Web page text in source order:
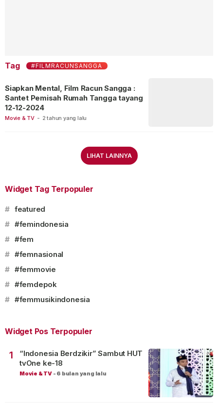
Tag #FILMRACUNSANGGA
Movie & TV - 2 tahun yang lalu
Siapkan Mental, Film Racun Sangga :
Santet Pemisah Rumah Tangga tayang
12-12-2024
LIHAT LAINNYA
Widget Tag Terpopuler
# featured
# #femindonesia
# #fem
# #femnasional
# #femmovie
# #femdepok
# #femmusikindonesia
Widget Pos Terpopuler
1
“Indonesia Berdzikir” Sambut HUT
tvOne ke-18
Movie & TV - 6 bulan yang lalu